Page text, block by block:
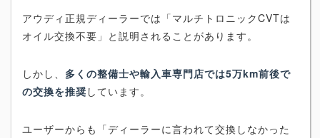
アウディ正規ディーラーでは「マルチトロニックCVTは
オイル交換不要」と説明されることがあります。
しかし、 多くの整備士や輸入車専門店では5万km前後で
の交換を推奨 しています。
ユーザーからも「ディーラーに言われて交換しなかった